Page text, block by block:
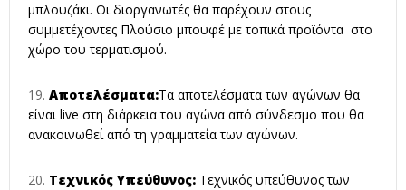
μπλουζάκι. Οι διοργανωτές θα παρέχουν στους
συμμετέχοντες Πλούσιο μπουφέ με τοπικά προϊόντα στο
χώρο του τερματισμού.
Αποτελέσματα:Τα αποτελέσματα των αγώνων θα
είναι live στη διάρκεια του αγώνα από σύνδεσμο που θα
ανακοινωθεί από τη γραμματεία των αγώνων.
Τεχνικός Υπεύθυνος: Τεχνικός υπεύθυνος των